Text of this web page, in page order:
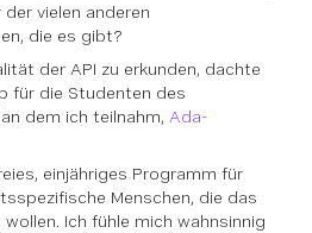
vielen anderen
die es gibt?
der API zu erkunden, dachte
für die Studenten des
dem ich teilnahm, Ada-
einjähriges Programm für
Menschen, die das
Ich fühle mich wahnsinnig